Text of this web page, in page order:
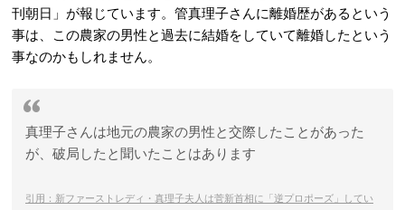
刊朝日」が報じています。管真理子さんに離婚歴があるという
事は、この農家の男性と過去に結婚をしていて離婚したという
事なのかもしれません。
真理子さんは地元の農家の男性と交際したことがあった
が、破局したと聞いたことはあります
引用：新ファーストレディ・真理子夫人は菅新首相に「逆プロポーズ」してい